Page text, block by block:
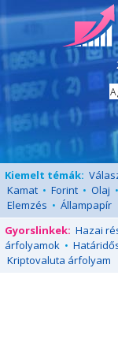
Kiemelt témák:
Kamat • Forint • Olaj •
Elemzés • Állampapír
Gyorslinkek: Hazai
árfolyamok •
Kriptovaluta árfolyam